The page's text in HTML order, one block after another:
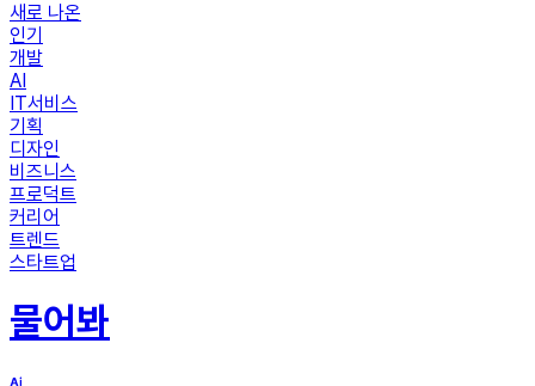
새로 나온
인기
개발
AI
IT서비스
기획
디자인
비즈니스
프로덕트
커리어
트렌드
스타트업
물어봐